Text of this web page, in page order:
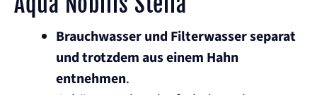
Brauchwasser und Filterwasser separat
und trotzdem aus einem Hahn
entnehmen.